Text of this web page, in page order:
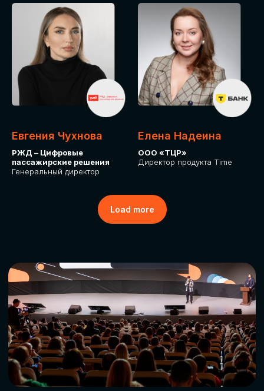
Евгения Чухнова
РЖД – Цифровые
пассажирские решения
Генеральный директор
Елена Надеина
ООО «ТЦР»
Директор продукта Time
Load more